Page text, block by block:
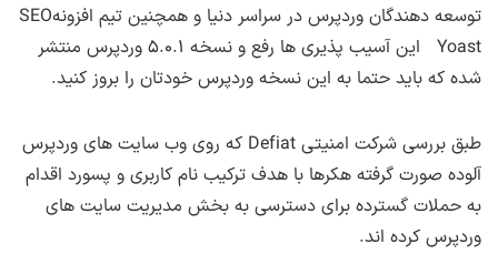
توسعه دهندگان وردپرس در سراسر دنیا و همچنین تیم افزونهSEO
Yoast این آسیب پذیری ها رفع و نسخه ۵.۰.۱ وردپرس منتشر
شده که باید حتما به این نسخه وردپرس خودتان را بروز کنید.
طبق بررسی شرکت امنیتی Defiat که روی وب سایت های وردپرس
آلوده صورت گرفته هکرها با هدف ترکیب نام کاربری و پسورد اقدام
به حملات گسترده برای دسترسی به بخش مدیریت سایت های
وردپرس کرده اند.